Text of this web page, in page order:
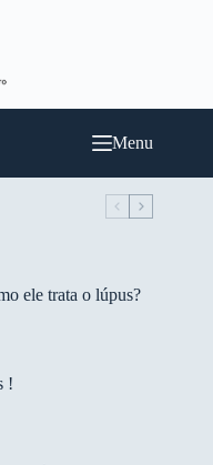
Menu
ele trata o lúpus?
!